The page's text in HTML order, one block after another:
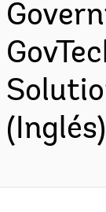
(Inglés)